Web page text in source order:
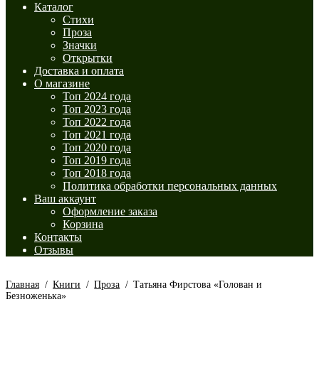
Каталог
Стихи
Проза
Значки
Открытки
Доставка и оплата
О магазине
Топ 2024 года
Топ 2023 года
Топ 2022 года
Топ 2021 года
Топ 2020 года
Топ 2019 года
Топ 2018 года
Политика обработки персональных данных
Ваш аккаунт
Оформление заказа
Корзина
Контакты
Отзывы
Главная / Книги / Проза / Татьяна Фирстова «Голован и
Безноженька»